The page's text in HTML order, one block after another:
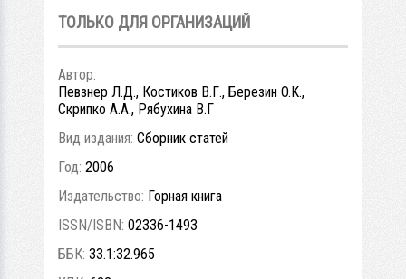
ТОЛЬКО ДЛЯ ОРГАНИЗАЦИЙ
Автор:
Певзнер Л.Д., Костиков В.Г., Березин O.K.,
Скрипко А.А., Рябухина В.Г
Вид издания: Сборник статей
Год: 2006
Издательство: Горная книга
ISSN/ISBN: 02336-1493
ББК: 33.1:32.965